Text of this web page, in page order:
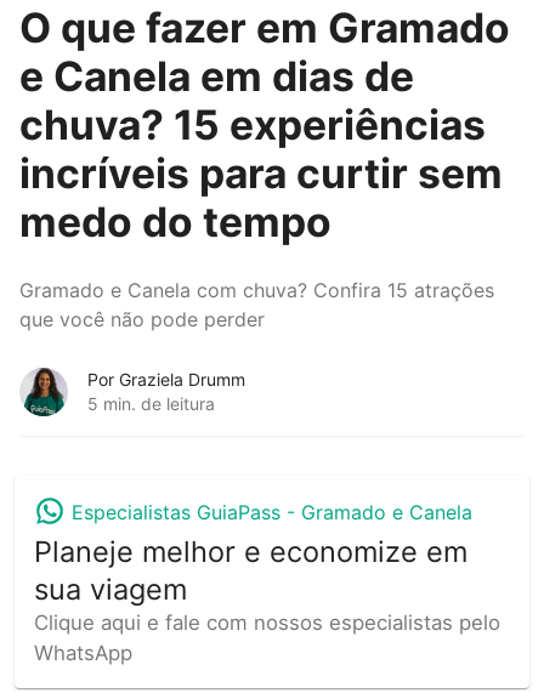
O que fazer em Gramado
e Canela em dias de
chuva? 15 experiências
incríveis para curtir sem
medo do tempo
Gramado e Canela com chuva? Confira 15 atrações
que você não pode perder
Por Graziela Drumm
5 min. de leitura
Especialistas GuiaPass - Gramado e Canela
Planeje melhor e economize em
sua viagem
Clique aqui e fale com nossos especialistas pelo
WhatsApp